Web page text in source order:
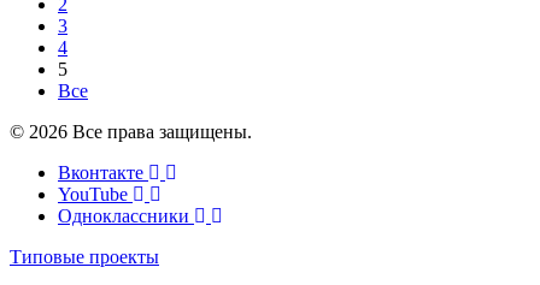
3
4
5
Все
© 2026 Все права защищены.
Вконтакте
YouTube
Одноклассники
Типовые проекты